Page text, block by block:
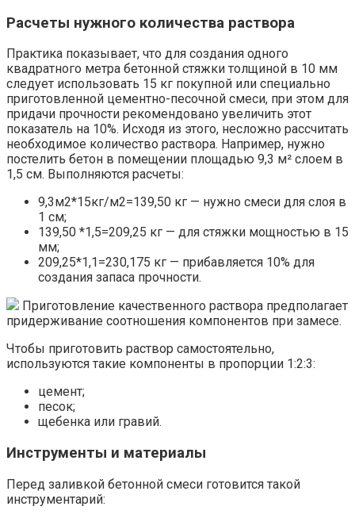
Расчеты нужного количества раствора
Практика показывает, что для создания одного
квадратного метра бетонной стяжки толщиной в 10 мм
следует использовать 15 кг покупной или специально
приготовленной цементно-песочной смеси, при этом для
придачи прочности рекомендовано увеличить этот
показатель на 10%. Исходя из этого, несложно рассчитать
необходимое количество раствора. Например, нужно
постелить бетон в помещении площадью 9,3 м² слоем в
1,5 см. Выполняются расчеты:
9,3м2*15кг/м2=139,50 кг — нужно смеси для слоя в
1 см;
139,50 *1,5=209,25 кг — для стяжки мощностью в 15
мм;
209,25*1,1=230,175 кг — прибавляется 10% для
создания запаса прочности.
Приготовление качественного раствора предполагает
придерживание соотношения компонентов при замесе.
Чтобы приготовить раствор самостоятельно,
используются такие компоненты в пропорции 1:2:3:
цемент;
песок;
щебенка или гравий.
Инструменты и материалы
Перед заливкой бетонной смеси готовится такой
инструментарий: